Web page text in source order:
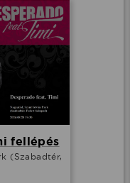
fellépés
(Szabadtér,